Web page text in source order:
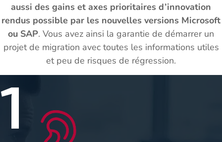
aussi des gains et axes prioritaires d’innovation
rendus possible par les nouvelles versions Microsoft
ou SAP. Vous avez ainsi la garantie de démarrer un
projet de migration avec toutes les informations utiles
et peu de risques de régression.
1